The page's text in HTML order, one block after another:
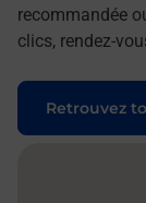
recommandée
clics, rendez-
Retrouvez